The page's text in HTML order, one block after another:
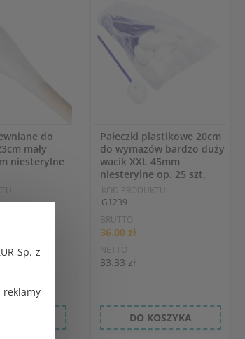
Sp. z
do
mały
niesterylne
Pałeczki plastikowe 20cm
do wymazów bardzo duży
wacik XXL 45mm
niesterylne op. 25 szt.
KOD PRODUKTU:
G1239
BRUTTO
36.00 zł
NETTO
33.33 zł
DO KOSZYKA